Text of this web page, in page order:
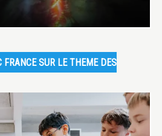
FRANCE SUR LE THEME DES